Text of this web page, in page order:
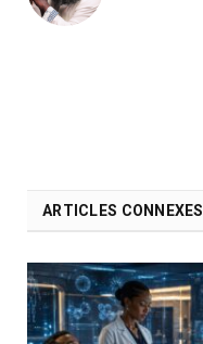
ARTICLES CONNEXES